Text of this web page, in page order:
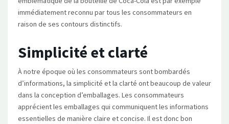
immédiatement reconnu par tous les consommateurs en
raison de ses contours distinctifs.
Simplicité et clarté
À notre époque où les consommateurs sont bombardés
d’informations, la simplicité et la clarté ont beaucoup de valeur
dans la conception d’emballages. Les consommateurs
apprécient les emballages qui communiquent les informations
essentielles de manière claire et concise. Il est donc bon